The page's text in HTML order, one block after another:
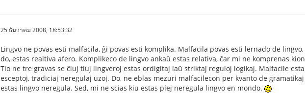
25 ธันวาคม 2008, 18:53:32
Lingvo ne povas esti malfacila, ĝi povas esti komplika. Malfacila povas esti lernado de
do, estas realtiva afero. Komplikeco de lingvo ankaŭ estas relativa, ĉar mi ne komprenas
Tio ne tre gravas se ĉiuj tiuj lingveroj estas ordigitaj laŭ striktaj reguloj logikaj. Malfacile
esceptoj, tradiciaj neregulaj uzoj. Do, ne eblas mezuri malfacilecon per kvanto de
estas lingvo neregula. Sed, mi ne scias kiu estas plej neregula lingvo en mondo.